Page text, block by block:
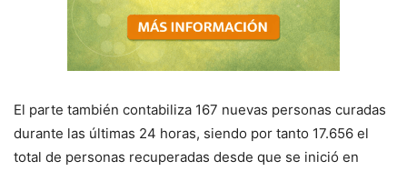
El parte también contabiliza 167 nuevas personas curadas
durante las últimas 24 horas, siendo por tanto 17.656 el
total de personas recuperadas desde que se inició en